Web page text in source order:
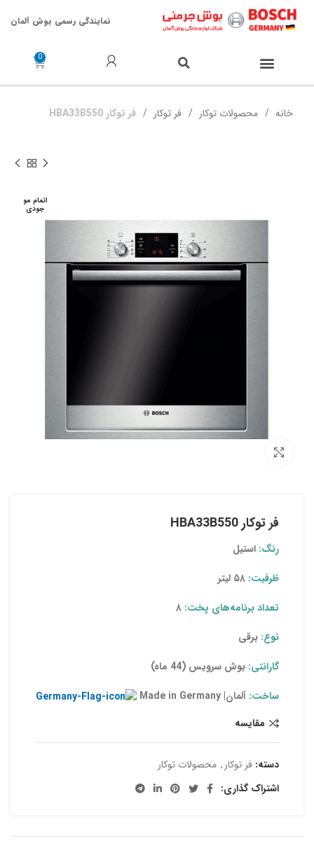
نمایندگی رسمی بوش آلمان
خانه محصولات توکار فر توکار فر توکار HBA33B550
اتمام مو
جودی
فر توکار HBA33B550
رنگ: استیل
ظرفیت:
تعداد برنامه‌های پخت:
نوع: برقی
گارانتی: بوش سرویس (44 ماه)
ساخت: آلمان| Made in Germany
مقایسه
دسته: فر توکار, محصولات توکار
اشتراک گذاری: